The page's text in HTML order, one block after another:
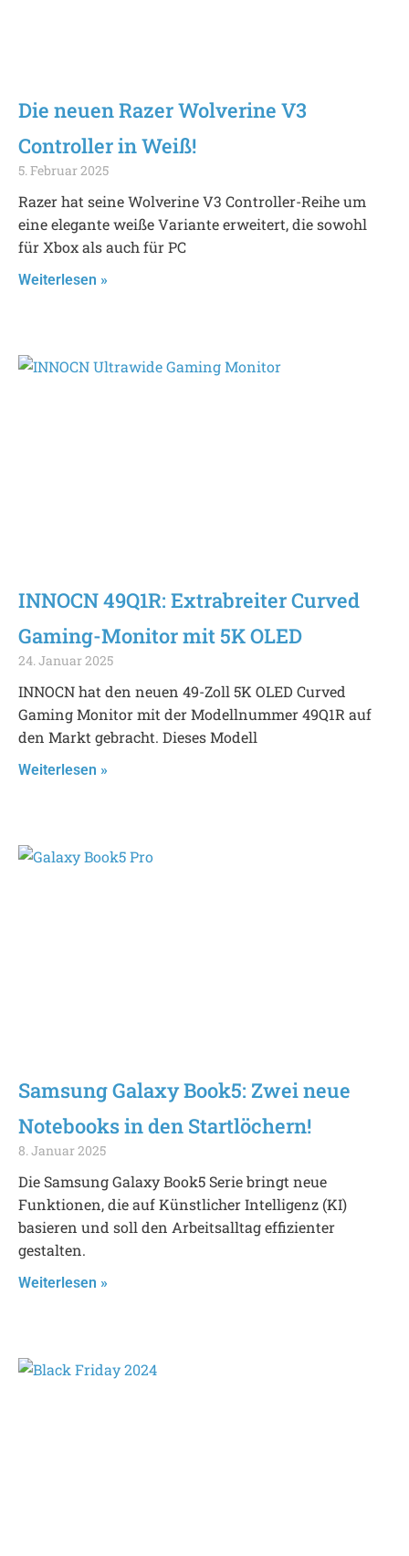
Die neuen Razer Wolverine V3
Controller in Weiß!
5. Februar 2025
Razer hat seine Wolverine V3 Controller-Reihe um
eine elegante weiße Variante erweitert, die sowohl
für Xbox als auch für PC
Weiterlesen »
INNOCN 49Q1R: Extrabreiter Curved
Gaming-Monitor mit 5K OLED
24. Januar 2025
INNOCN hat den neuen 49-Zoll 5K OLED Curved
Gaming Monitor mit der Modellnummer 49Q1R auf
den Markt gebracht. Dieses Modell
Weiterlesen »
Samsung Galaxy Book5: Zwei neue
Notebooks in den Startlöchern!
8. Januar 2025
Die Samsung Galaxy Book5 Serie bringt neue
Funktionen, die auf Künstlicher Intelligenz (KI)
basieren und soll den Arbeitsalltag effizienter
gestalten.
Weiterlesen »